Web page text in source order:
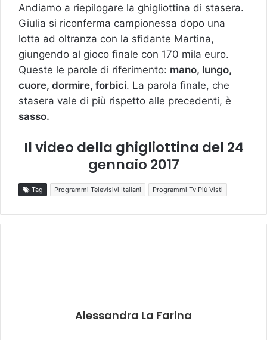
Andiamo a riepilogare la ghigliottina di stasera.
Giulia si riconferma campionessa dopo una
lotta ad oltranza con la sfidante Martina,
giungendo al gioco finale con 170 mila euro.
Queste le parole di riferimento: mano, lungo,
cuore, dormire, forbici. La parola finale, che
stasera vale di più rispetto alle precedenti, è
sasso.
Il video della ghigliottina del 24
gennaio 2017
Tag Programmi Televisivi Italiani Programmi Tv Più Visti
Alessandra La Farina